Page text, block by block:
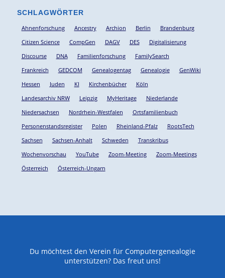
SCHLAGWÖRTER
Ahnenforschung Ancestry Archion Berlin
Brandenburg
Citizen Science
CompGen DAGV DES
Digitalisierung
Discourse
DNA Familienforschung
FamilySearch
Frankreich
GEDCOM Genealogentag Genealogie
GenWiki
Hessen
Juden KI Kirchenbücher
Köln
Landesarchiv NRW
Leipzig MyHeritage
Niederlande
Niedersachsen
Nordrhein-Westfalen
Ortsfamilienbuch
Personenstandsregister
Polen Rheinland-Pfalz
RootsTech
Sachsen
Sachsen-Anhalt Schweden
Transkribus
Wochenvorschau
YouTube Zoom-Meeting
Zoom-Meetings
Österreich
Österreich-Ungarn
Du möchtest den Verein für Computergenealogie
unterstützen? Das freut uns!